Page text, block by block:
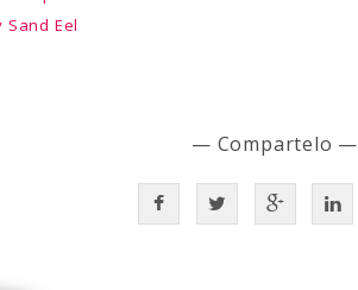
Sand Eel
— Compartelo —